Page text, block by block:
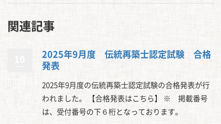
関連記事
2025年9月度 伝統再築士認定試験 合格
発表
2025年9月度の伝統再築士認定試験の合格発表が行
われました。 【合格発表はこちら】 ※ 掲載番号
は、受付番号の下６桁となっております。